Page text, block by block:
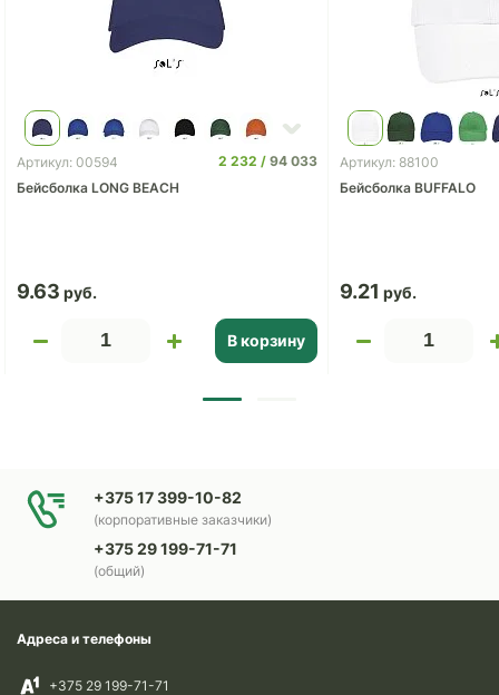
Артикул: 00594 2 232
94 033
Бейсболка LONG BEACH
9.63
В корзину
Артикул: 88100
Бейсболка BUFFALO
9.21
+375 17 399-10-82
(корпоративные заказчики)
+375 29 199-71-71
(общий)
Адреса и телефоны
+375 29 199-71-71